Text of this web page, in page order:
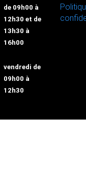
de 09h00 à
12h30 et de
13h30 à
16h00
vendredi de
09h00 à
12h30